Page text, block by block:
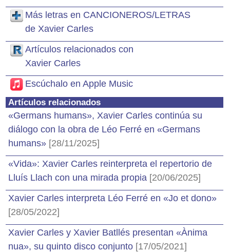
Más letras en CANCIONEROS/LETRAS
de Xavier Carles
Artículos relacionados con
Xavier Carles
Escúchalo en Apple Music
Artículos relacionados
«Germans humans», Xavier Carles continúa su
diálogo con la obra de Léo Ferré en «Germans
humans» [28/11/2025]
«Vida»: Xavier Carles reinterpreta el repertorio de
Lluís Llach con una mirada propia [20/06/2025]
Xavier Carles interpreta Léo Ferré en «Jo et dono»
[28/05/2022]
Xavier Carles y Xavier Batllés presentan «Ànima
nua», su quinto disco conjunto [17/05/2021]